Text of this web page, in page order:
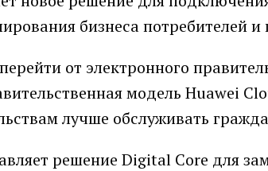
бизнеса потребителей и
от электронного
модель Huawei
лучше обслуживать
решение Digital Core для